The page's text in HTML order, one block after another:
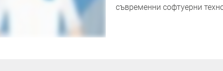
съвременни софтуерни